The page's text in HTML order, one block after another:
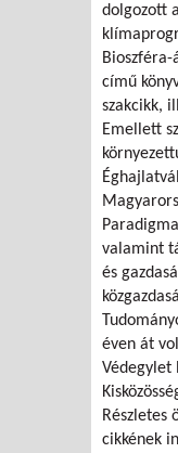
dolgozott
című
szakcikk,
Emellett
valamint
és
éven át
Védegylet
Részletes
cikkének